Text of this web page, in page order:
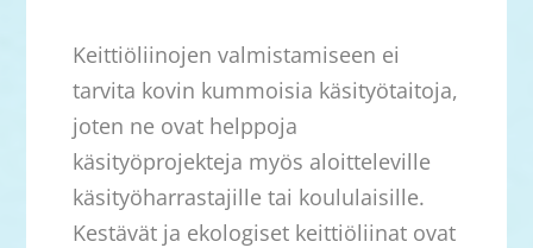
Keittiöliinojen valmistamiseen ei
tarvita kovin kummoisia käsityötaitoja,
joten ne ovat helppoja
käsityöprojekteja myös aloitteleville
käsityöharrastajille tai koululaisille.
Kestävät ja ekologiset keittiöliinat ovat